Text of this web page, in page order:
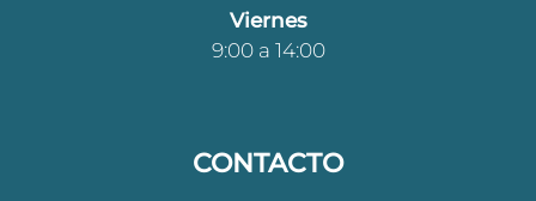
Viernes
9:00 a 14:00
CONTACTO